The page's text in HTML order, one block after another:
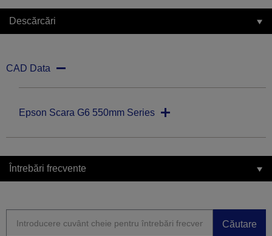
Descărcări
CAD Data
Epson Scara G6 550mm Series
Întrebări frecvente
Căutare